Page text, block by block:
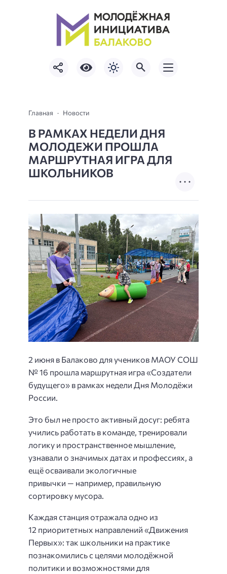
Главная Новости
В РАМКАХ НЕДЕЛИ ДНЯ
МОЛОДЕЖИ ПРОШЛА
МАРШРУТНАЯ ИГРА ДЛЯ
ШКОЛЬНИКОВ
2 июня в Балаково для учеников МАОУ СОШ
№ 16 прошла маршрутная игра «Создатели
будущего» в рамках недели Дня Молодёжи
России.
Это был не просто активный досуг: ребята
учились работать в команде, тренировали
логику и пространственное мышление,
узнавали о значимых датах и профессиях, а
ещё осваивали экологичные
привычки — например, правильную
сортировку мусора.
Каждая станция отражала одно из
12 приоритетных направлений «Движения
Первых»: так школьники на практике
познакомились с целями молодёжной
политики и возможностями для